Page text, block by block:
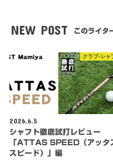
NEW POST このライタ
クラブ-シャ
2026.6.5
シャフト徹底試打レビュー
「ATTAS SPEED（アッタ
スピード）」編